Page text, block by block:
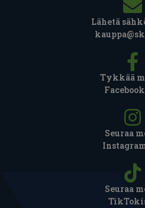
Lähetä
Tykkää
Seuraa
Seuraa